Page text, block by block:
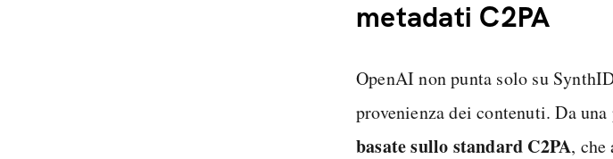
metadati C2PA
OpenAI non punta solo su
provenienza dei contenuti. Da
basate sullo standard C2PA,